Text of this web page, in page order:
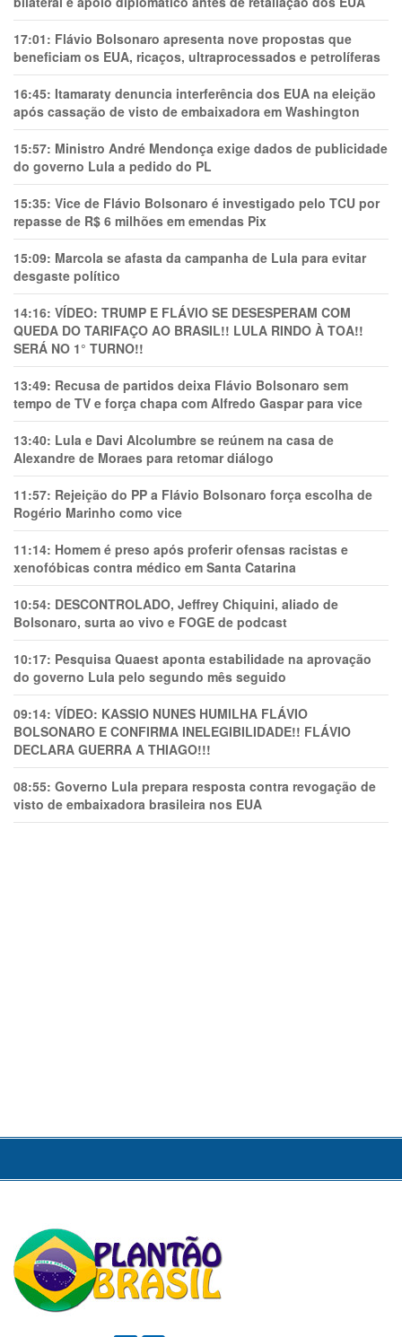
17:01: Flávio Bolsonaro apresenta nove propostas que
beneficiam os EUA, ricaços, ultraprocessados e petrolíferas
16:45: Itamaraty denuncia interferência dos EUA na eleição
após cassação de visto de embaixadora em Washington
15:57: Ministro André Mendonça exige dados de publicidade
do governo Lula a pedido do PL
15:35: Vice de Flávio Bolsonaro é investigado pelo TCU por
repasse de R$ 6 milhões em emendas Pix
15:09: Marcola se afasta da campanha de Lula para evitar
desgaste político
14:16: VÍDEO: TRUMP E FLÁVIO SE DESESPERAM COM
QUEDA DO TARIFAÇO AO BRASIL!! LULA RINDO À TOA!!
SERÁ NO 1° TURNO!!
13:49: Recusa de partidos deixa Flávio Bolsonaro sem
tempo de TV e força chapa com Alfredo Gaspar para vice
13:40: Lula e Davi Alcolumbre se reúnem na casa de
Alexandre de Moraes para retomar diálogo
11:57: Rejeição do PP a Flávio Bolsonaro força escolha de
Rogério Marinho como vice
11:14: Homem é preso após proferir ofensas racistas e
xenofóbicas contra médico em Santa Catarina
10:54: DESCONTROLADO, Jeffrey Chiquini, aliado de
Bolsonaro, surta ao vivo e FOGE de podcast
10:17: Pesquisa Quaest aponta estabilidade na aprovação
do governo Lula pelo segundo mês seguido
09:14: VÍDEO: KASSIO NUNES HUMlLHA FLÁVIO
BOLSONARO E CONFIRMA INELEGIBILIDADE!! FLÁVIO
DECLARA GUERRA A THIAGO!!!
08:55: Governo Lula prepara resposta contra revogação de
visto de embaixadora brasileira nos EUA